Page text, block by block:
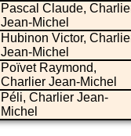
Pascal Claude,
Jean-Michel
Hubinon Victor,
Jean-Michel
Poïvet Raymond,
Charlier Jean-Michel
Péli, Charlier Jean-
Michel